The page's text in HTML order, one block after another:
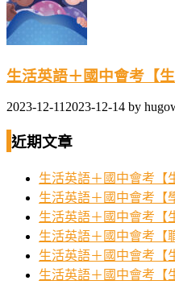
生活英語＋國中會考【
2023-12-112023-12-14 by
近期文章
生活英語＋國中會考【
生活英語＋國中會考【
生活英語＋國中會考【
生活英語＋國中會考【
生活英語＋國中會考【
生活英語＋國中會考【